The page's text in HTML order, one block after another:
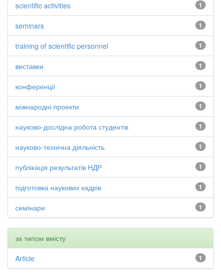
1
scientific activities
1
seminars
1
training of scientific personnel
1
виставки
1
конференції
1
міжнародні проекти
1
науково-дослідна робота студентів
1
науково-технічна діяльність
1
публікація результатів НДР
1
підготовка наукових кадрів
1
семінари
за типом вмісту
1
Article